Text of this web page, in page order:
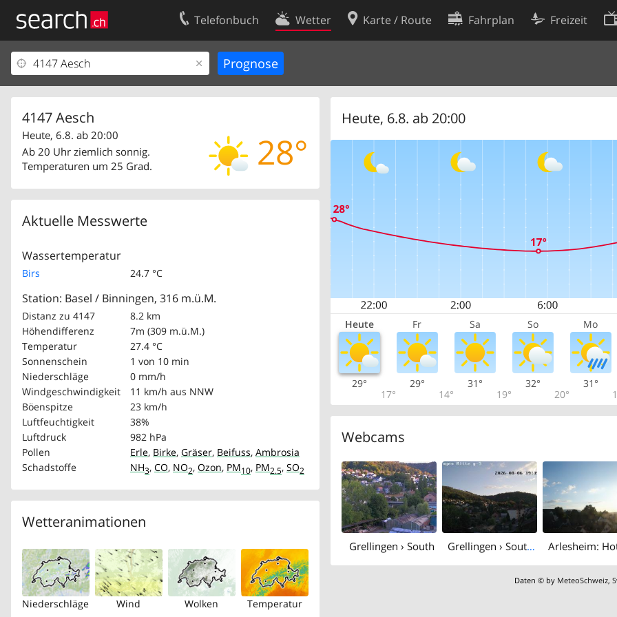
Telefonbuch Wetter Karte / Route Fahrplan Freizeit
4147 Aesch
28°
Heute, 6.8. ab 20:00
Ab 20 Uhr ziemlich sonnig.
Temperaturen um 25 Grad.
Aktuelle Messwerte
Wassertemperatur
Birs 24.7 °C
Station: Basel / Binningen, 316 m.ü.M.
Distanz zu 4147
8.2 km
Höhendifferenz
7m (309 m.ü.M.)
Temperatur
27.4 °C
Sonnenschein
1 von 10 min
Niederschläge
0 mm/h
Windgeschwindigkeit
11 km/h aus NNW
Böenspitze
23 km/h
Luftfeuchtigkeit
38%
Luftdruck
982 hPa
Pollen
Erle, Birke, Gräser, Beifuss, Ambrosia
Schadstoffe
NH3, CO, NO2, Ozon, PM10, PM2.5, SO2
Wetteranimationen
Niederschläge Wind Wolken Temperatur
Heute, 6.8. ab 20:00
Heute Fr Sa So Mo
29°
17°
29°
14°
31°
19°
32°
20°
31°
Webcams
Grellingen › South Grellingen › South-east: Basel-Landschaft, Schweiz
Daten © by MeteoSchweiz,
Ihr Eintrag
Kundencenter Geschäftskunden
Kontakt
Nutzungsbedingungen
Cookie-Einstellungen